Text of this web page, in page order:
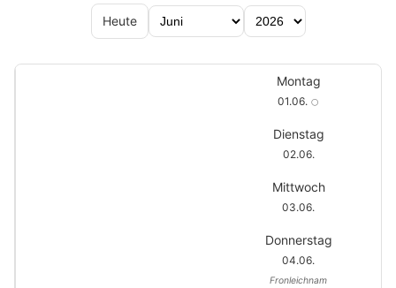
Heute
Montag
01.06. 🌕
Dienstag
02.06.
Mittwoch
03.06.
Donnerstag
04.06.
Fronleichnam